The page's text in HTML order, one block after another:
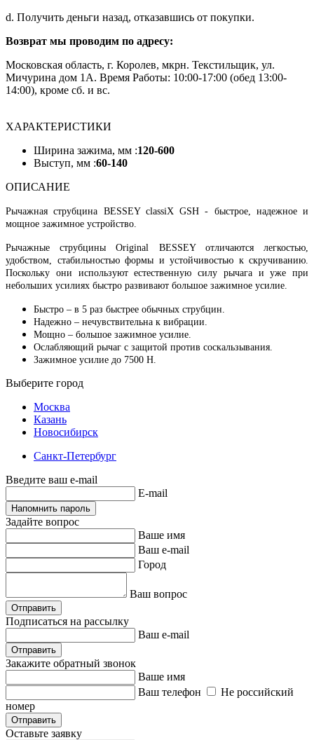
d. Получить деньги назад, отказавшись от покупки.
Возврат мы проводим по адресу:
Московская область, г. Королев, мкрн. Текстильщик, ул.
Мичурина дом 1А. Время Работы: 10:00-17:00 (обед 13:00-
14:00), кроме сб. и вс.
ХАРАКТЕРИСТИКИ
Ширина зажима, мм :120-600
Выступ, мм :60-140
ОПИСАНИЕ
Рычажная струбцина BESSEY classiX GSH - быстрое, надежное и
мощное зажимное устройство.
Рычажные струбцины Original BESSEY отличаются легкостью,
удобством, стабильностью формы и устойчивостью к скручиванию.
Поскольку они используют естественную силу рычага и уже при
небольших усилиях быстро развивают большое зажимное усилие.
Быстро – в 5 раз быстрее обычных струбцин.
Надежно – нечувствительна к вибрации.
Мощно – большое зажимное усилие.
Ослабляющий рычаг с защитой против соскальзывания.
Зажимное усилие до 7500 Н.
Выберите город
Москва
Казань
Новосибирск
Санкт-Петербург
Введите ваш e-mail
E-mail
Напомнить пароль
Задайте вопрос
Ваше имя
Ваш e-mail
Город
Ваш вопрос
Отправить
Подписаться на рассылку
Ваш e-mail
Отправить
Закажите обратный звонок
Ваше имя
Ваш телефон
Не российский
номер
Отправить
Оставьте заявку